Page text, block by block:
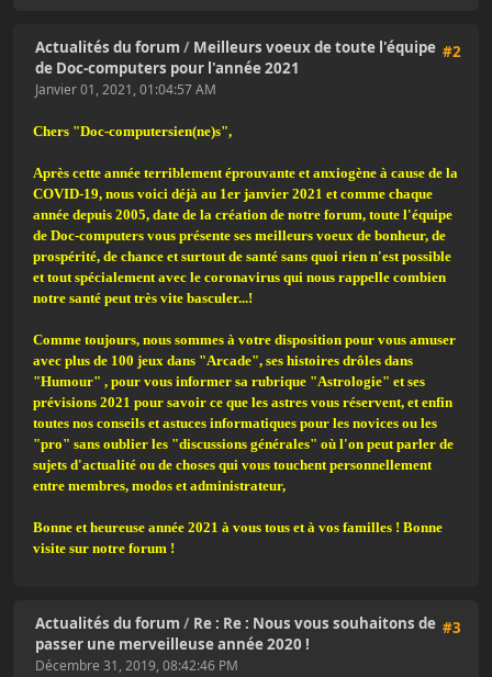
#2
Actualités du forum / Meilleurs voeux de toute l'équipe
de Doc-computers pour l'année 2021
Janvier 01, 2021, 01:04:57 AM
Chers "Doc-computersien(ne)s",
Après cette année terriblement éprouvante et anxiogène à cause de la
COVID-19, nous voici déjà au 1er janvier 2021 et comme chaque
année depuis 2005, date de la création de notre forum, toute l'équipe
de Doc-computers vous présente ses meilleurs voeux de bonheur, de
prospérité, de chance et surtout de santé sans quoi rien n'est possible
et tout spécialement avec le coronavirus qui nous rappelle combien
notre santé peut très vite basculer...!
Comme toujours, nous sommes à votre disposition pour vous amuser
avec plus de 100 jeux dans "Arcade", ses histoires drôles dans
"Humour" , pour vous informer sa rubrique "Astrologie" et ses
prévisions 2021 pour savoir ce que les astres vous réservent, et enfin
toutes nos conseils et astuces informatiques pour les novices ou les
"pro" sans oublier les "discussions générales" où l'on peut parler de
sujets d'actualité ou de choses qui vous touchent personnellement
entre membres, modos et administrateur,
Bonne et heureuse année 2021 à vous tous et à vos familles ! Bonne
visite sur notre forum !
#3
Actualités du forum / Re : Re : Nous vous souhaitons de
passer une merveilleuse année 2020 !
Décembre 31, 2019, 08:42:46 PM